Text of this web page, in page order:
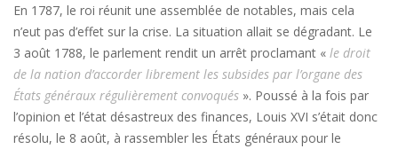
En 1787, le roi réunit une assemblée de notables, mais cela
n’eut pas d’effet sur la crise. La situation allait se dégradant. Le
3 août 1788, le parlement rendit un arrêt proclamant « le droit
de la nation d’accorder librement les subsides par l’organe des
États généraux régulièrement convoqués ». Poussé à la fois par
l’opinion et l’état désastreux des finances, Louis XVI s’était donc
résolu, le 8 août, à rassembler les États généraux pour le